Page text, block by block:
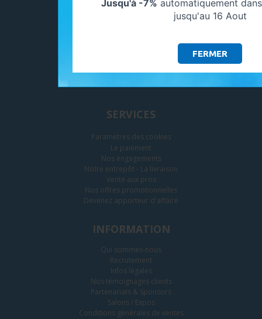
SERVICES
Paramètres des cookies
Le paiement
Nos engagements
Notre entrepôt - La livraison
Vente aux pros
Nos offres promotionnelles
Devenez apporteur d'affaire
INFORMATION
Qui sommes-nous
Recrutement
Infos légales
Nos témoignages clients
Partenariats & Sponsors
Salons / Expos
Conditions générales de ventes
Jusqu'à -7% automatiquement
jusqu'au 16 Aout
FERMER